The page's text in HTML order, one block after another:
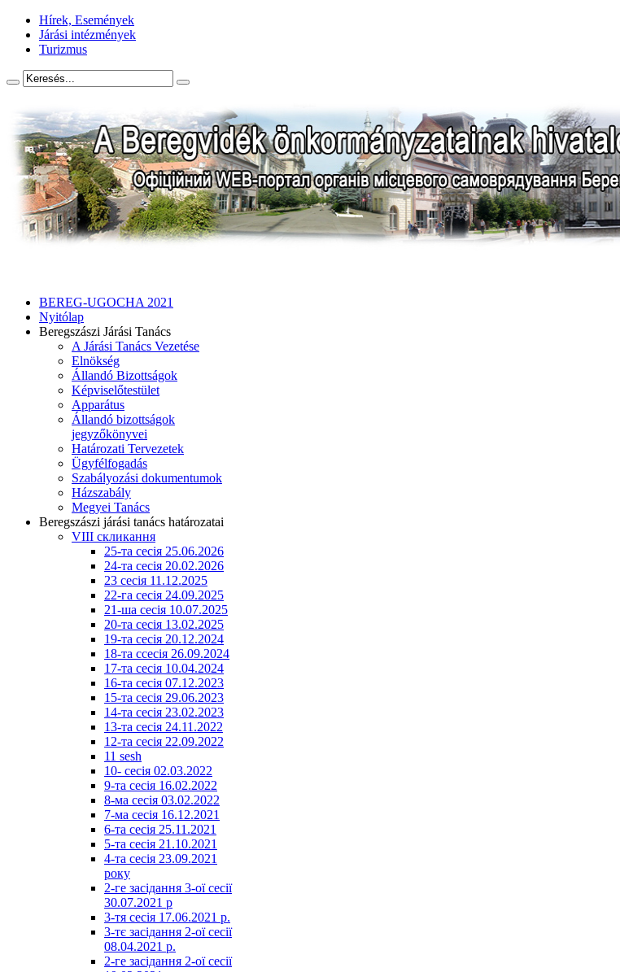
Hírek, Események
Járási intézmények
Turizmus
BEREG-UGOCHA 2021
Nyitólap
Beregszászi Járási Tanács
A Járási Tanács Vezetése
Elnökség
Állandó Bizottságok
Képviselőtestület
Apparátus
Állandó bizottságok
jegyzőkönyvei
Határozati Tervezetek
Ügyfélfogadás
Szabályozási dokumentumok
Házszabály
Megyei Tanács
Beregszászi járási tanács határozatai
VIII скликання
25-та сесія 25.06.2026
24-та сесія 20.02.2026
23 сесія 11.12.2025
22-га сесія 24.09.2025
21-ша сесія 10.07.2025
20-та сесія 13.02.2025
19-та сесія 20.12.2024
18-та ссесія 26.09.2024
17-та сесія 10.04.2024
16-та сесія 07.12.2023
15-та сесія 29.06.2023
14-та сесія 23.02.2023
13-та сесія 24.11.2022
12-та сесія 22.09.2022
11 sesh
10- сесія 02.03.2022
9-та сесія 16.02.2022
8-ма сесія 03.02.2022
7-ма сесія 16.12.2021
6-та сесія 25.11.2021
5-та сесія 21.10.2021
4-та сесія 23.09.2021
року
2-ге засідання 3-ої сесії
30.07.2021 р
3-тя сесія 17.06.2021 р.
3-тє засідання 2-ої сесії
08.04.2021 р.
2-ге засідання 2-ої сесії